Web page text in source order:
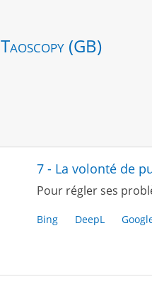
Taoscopy (GB)
7 - La volonté de
Pour régler ses
Bing DeepL